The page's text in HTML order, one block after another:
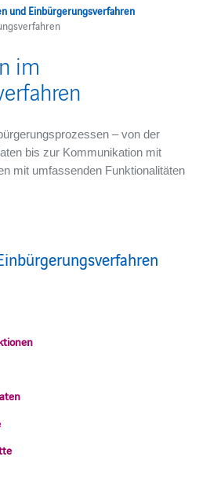
und Einbürgerungsverfahren
im
– von der
bis zur Kommunikation mit
mit umfassenden Funktionalitäten